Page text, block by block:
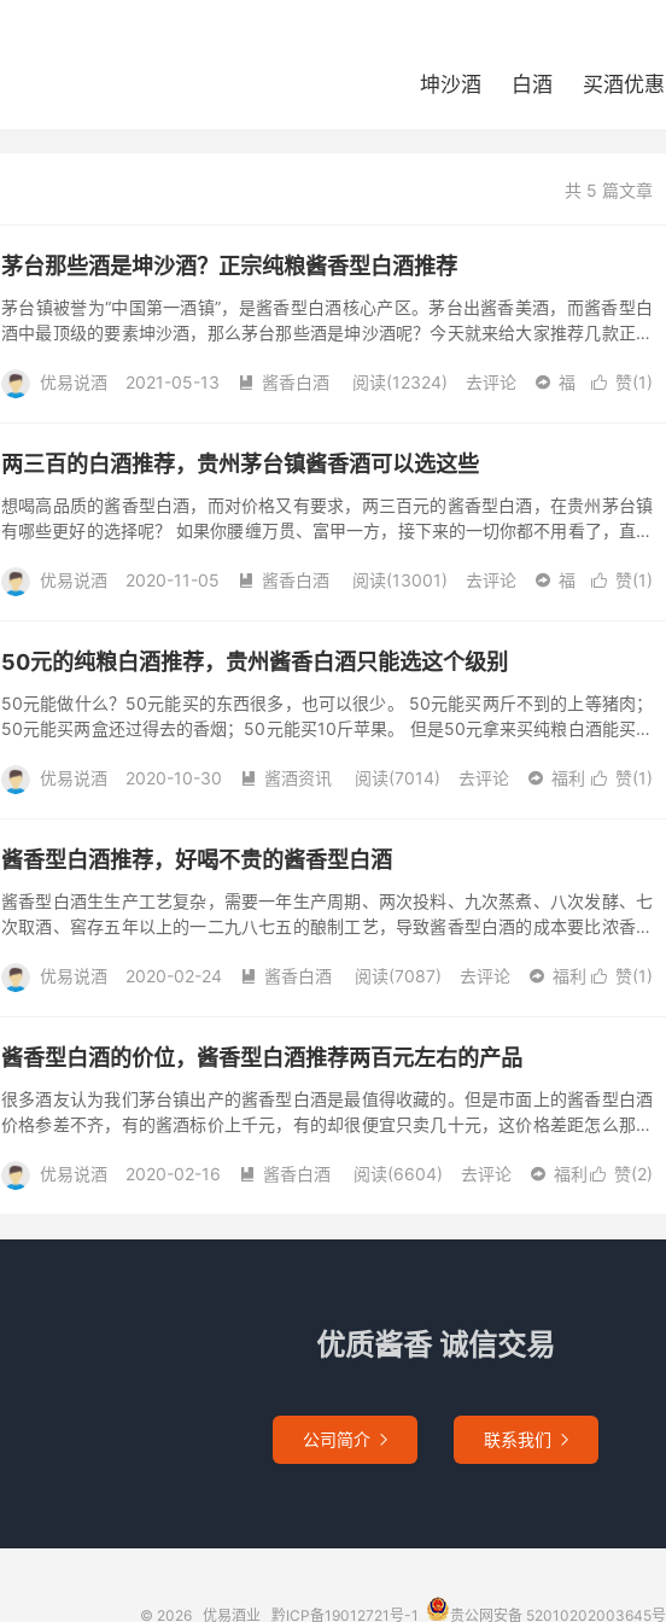
坤沙酒 白酒 买酒优惠
共 5 篇文章
茅台那些酒是坤沙酒？正宗纯粮酱香型白酒推荐
茅台镇被誉为“中国第一酒镇”，是酱香型白酒核心产区。茅台出酱香美酒，而酱香型白
酒中最顶级的要素坤沙酒，那么茅台那些酒是坤沙酒呢？今天就来给大家推荐几款正宗
部，大...
 赞(1)
优易说酒 2021-05-13  酱香白酒 阅读(12324) 去评论  福
两三百的白酒推荐，贵州茅台镇酱香酒可以选这些
想喝高品质的酱香型白酒，而对价格又有要求，两三百元的酱香型白酒，在贵州茅台镇
有哪些更好的选择呢？ 如果你腰缠万贯、富甲一方，接下来的一切你都不用看了，直接
不偿失啦。...
 赞(1)
优易说酒 2020-11-05  酱香白酒 阅读(13001) 去评论  福
50元的纯粮白酒推荐，贵州酱香白酒只能选这个级别
50元能做什么？50元能买的东西很多，也可以很少。 50元能买两斤不到的上等猪肉；
50元能买两盒还过得去的香烟；50元能买10斤苹果。 但是50元拿来买纯粮白酒能买多
 赞(1)
优易说酒 2020-10-30  酱酒资讯 阅读(7014) 去评论  福利
酱香型白酒推荐，好喝不贵的酱香型白酒
酱香型白酒生生产工艺复杂，需要一年生产周期、两次投料、九次蒸煮、八次发酵、七
次取酒、窖存五年以上的一二九八七五的酿制工艺，导致酱香型白酒的成本要比浓香型
的典型代表...
 赞(1)
优易说酒 2020-02-24  酱香白酒 阅读(7087) 去评论  福利
酱香型白酒的价位，酱香型白酒推荐两百元左右的产品
很多酒友认为我们茅台镇出产的酱香型白酒是最值得收藏的。但是市面上的酱香型白酒
价格参差不齐，有的酱酒标价上千元，有的却很便宜只卖几十元，这价格差距怎么那么
其实酱香型...
 赞(2)
优易说酒 2020-02-16  酱香白酒 阅读(6604) 去评论  福利
优质酱香 诚信交易
公司简介  联系我们 
© 2026 优易酒业 黔ICP备19012721号-1 贵公网安备 52010202003645号